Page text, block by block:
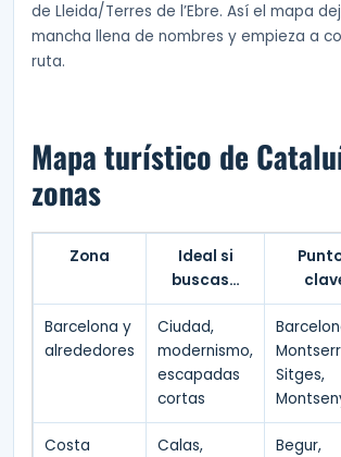
de Lleida/Terres de l’Ebre. Así el mapa
mancha llena de nombres y empieza a
ruta.
Mapa turístico de
zonas
Zona
Ideal si
buscas…
Barcelona y
alrededores
Ciudad,
modernismo,
escapadas
cortas
Sitges,
Costa
Calas,
Begur,